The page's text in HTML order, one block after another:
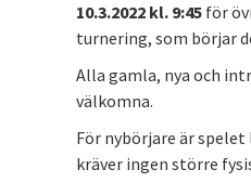
10.3.2022 kl. 9:45 för
turnering, som börjar
Alla gamla, nya och
välkomna.
För nybörjare är
kräver ingen större